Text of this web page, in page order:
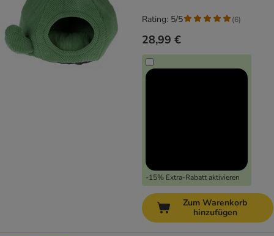
28,99 €
-15% Extra-Rabatt aktivieren
Rating: 5/5 (6)
Zum Warenkorb
hinzufügen